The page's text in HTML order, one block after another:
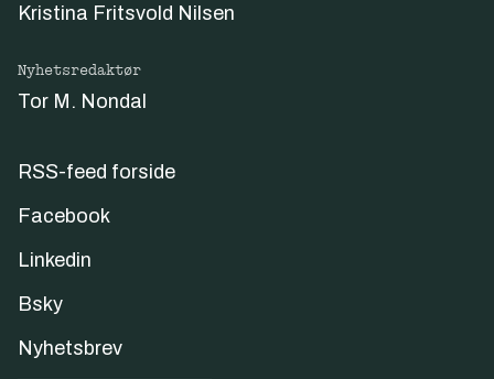
Kristina Fritsvold Nilsen
Nyhetsredaktør
Tor M. Nondal
RSS-feed forside
Facebook
Linkedin
Bsky
Nyhetsbrev